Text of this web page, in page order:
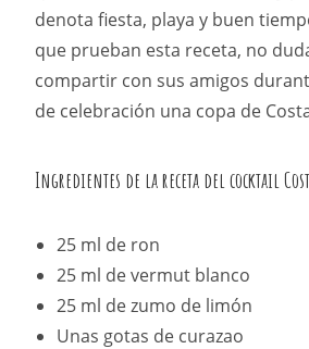
denota fiesta, playa y buen
que prueban esta receta, no
compartir con sus amigos
de celebración una copa de
Ingredientes de la receta del cocktail
25 ml de ron
25 ml de vermut blanco
25 ml de zumo de limón
Unas gotas de curazao